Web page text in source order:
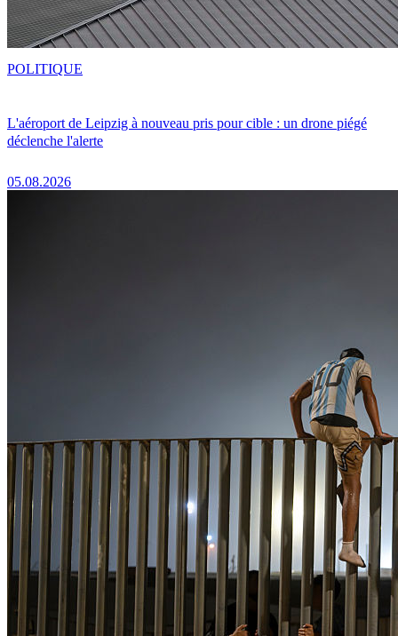
L'aéroport de Leipzig à nouveau pris pour cible : un drone piégé
déclenche l'alerte
05.08.2026
POLITIQUE